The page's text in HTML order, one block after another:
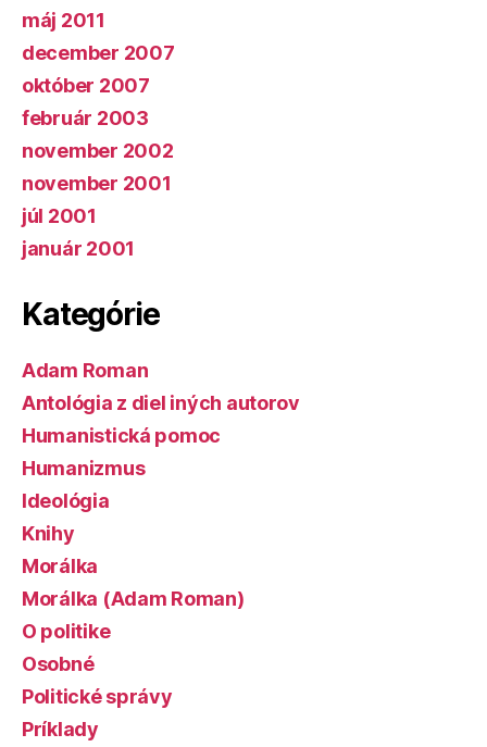
máj 2011
december 2007
október 2007
február 2003
november 2002
november 2001
júl 2001
január 2001
Kategórie
Adam Roman
Antológia z diel iných autorov
Humanistická pomoc
Humanizmus
Ideológia
Knihy
Morálka
Morálka (Adam Roman)
O politike
Osobné
Politické správy
Príklady